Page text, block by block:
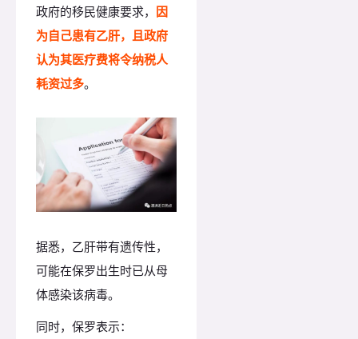
政府的移民健康要求， 因
为自己患有乙肝，且政府
认为其医疗费将令纳税人
耗资过多。
据悉，乙肝带有遗传性，
可能在保罗出生时已从母
体感染该病毒。
同时，保罗表示：